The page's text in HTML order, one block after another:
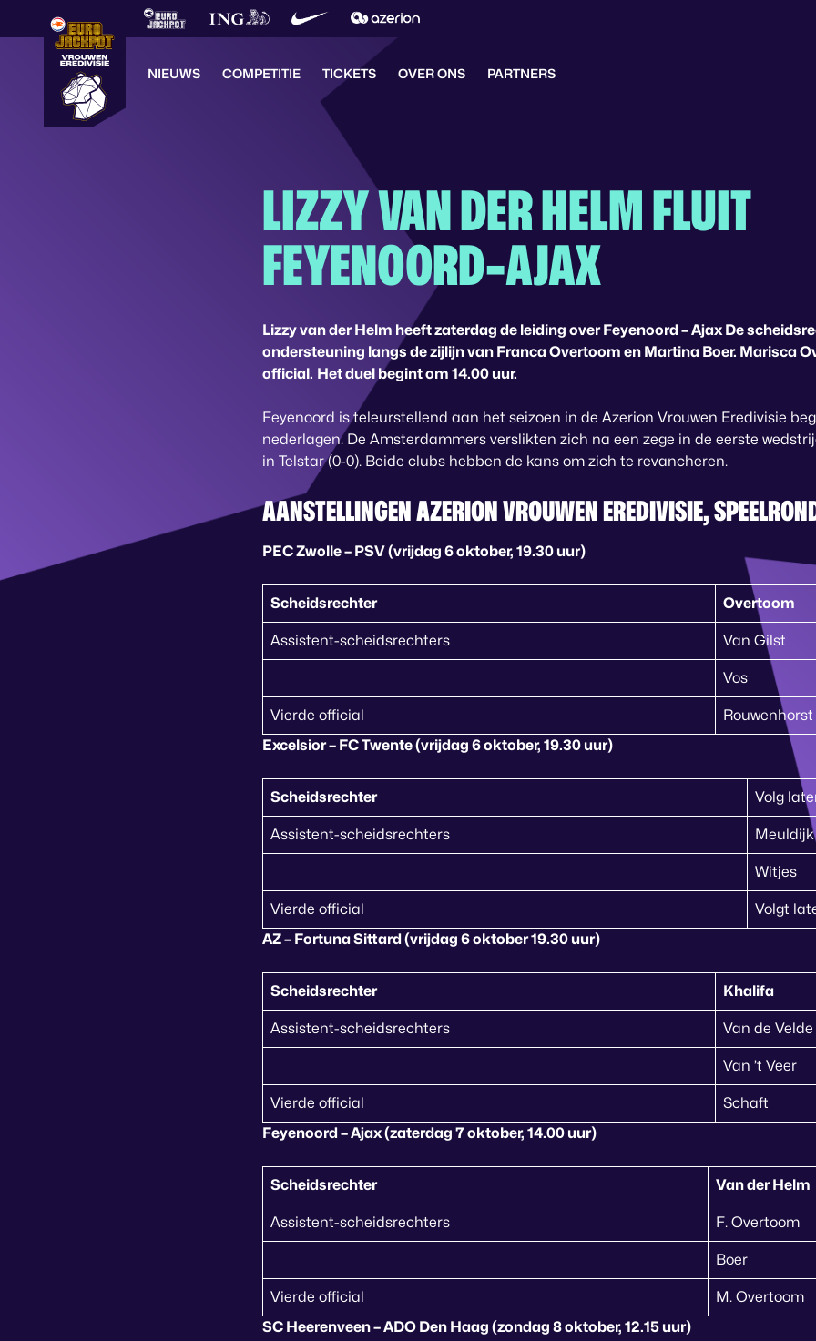
NIEUWS COMPETITIE TICKETS OVER ONS PARTNERS
LIZZY VAN DER HELM FLUIT
FEYENOORD-AJAX
Lizzy van der Helm heeft zaterdag de leiding over Feyenoord – Ajax De
ondersteuning langs de zijlijn van Franca Overtoom en Martina Boer. Marisca
official. Het duel begint om 14.00 uur.
Feyenoord is teleurstellend aan het seizoen in de Azerion Vrouwen Eredivisie
nederlagen. De Amsterdammers verslikten zich na een zege in de eerste
in Telstar (0-0). Beide clubs hebben de kans om zich te revancheren.
AANSTELLINGEN AZERION VROUWEN EREDIVISIE,
PEC Zwolle – PSV (vrijdag 6 oktober, 19.30 uur)
Scheidsrechter Overtoom
Assistent-scheidsrechters Van Gilst
Vos
Vierde official
Rouwenhorst
Excelsior – FC Twente (vrijdag 6 oktober, 19.30 uur)
Scheidsrechter Volg
Assistent-scheidsrechters Meuldijk
Witjes
Vierde official
Volgt
AZ – Fortuna Sittard (vrijdag 6 oktober 19.30 uur)
Scheidsrechter Khalifa
Assistent-scheidsrechters Van de Velde
Van ’t Veer
Vierde official
Schaft
Feyenoord – Ajax (zaterdag 7 oktober, 14.00 uur)
Scheidsrechter Van der Helm
Assistent-scheidsrechters F. Overtoom
Boer
Vierde official
M. Overtoom
SC Heerenveen – ADO Den Haag (zondag 8 oktober, 12.15 uur)